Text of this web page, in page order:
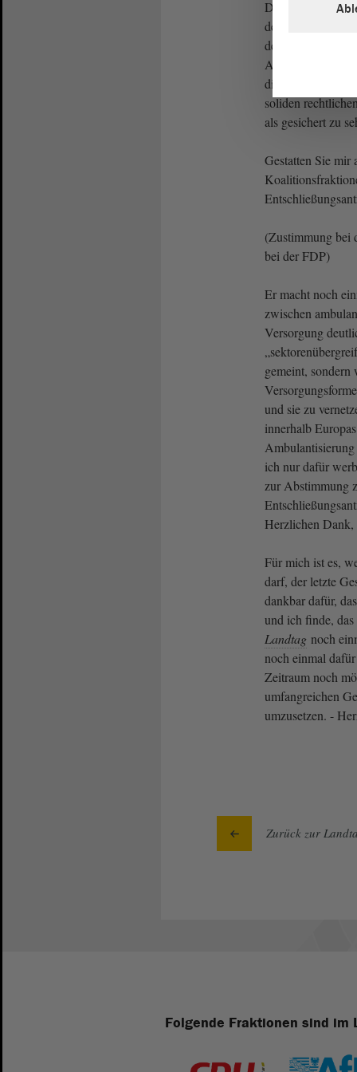
Das Ergebnis der
den Anpassungen
der Grundlage der
Angehörten ist
die
soliden
als gesichert zu
Gestatten Sie mir
(Zustimmung bei
bei der FDP)
Er macht noch
zwischen
Versorgung
gemeint, sondern
und sie zu
innerhalb
ich nur dafür
zur Abstimmung
Herzlichen Dank,
Für mich ist es,
darf, der letzte
dankbar dafür,
und ich finde,
Landtag noch
noch einmal
Zeitraum noch
umfangreichen
umzusetzen. -
Zurück zur
Folgende Fraktionen sind im